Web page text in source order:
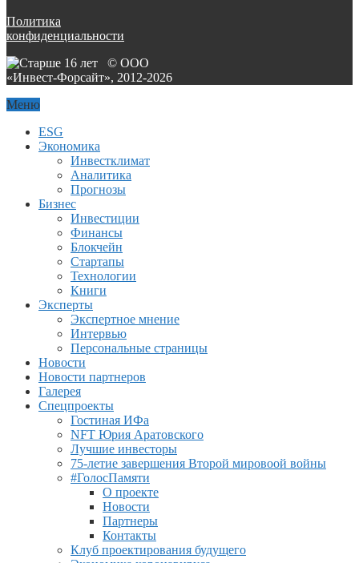
Политика
конфиденциальности
© ООО
«Инвест-Форсайт», 2012-2026
Меню
ESG
Экономика
Инвестклимат
Аналитика
Прогнозы
Бизнес
Инвестиции
Финансы
Блокчейн
Стартапы
Технологии
Книги
Эксперты
Экспертное мнение
Интервью
Персональные страницы
Новости
Новости партнеров
Галерея
Спецпроекты
Гостиная ИФа
NFT Юрия Аратовского
Лучшие инвесторы
75-летие завершения Второй мировоой войны
#ГолосПамяти
О проекте
Новости
Партнеры
Контакты
Клуб проектирования будущего